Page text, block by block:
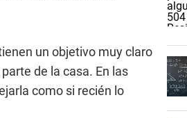
un objetivo muy claro
de la casa. En las
como si recién lo